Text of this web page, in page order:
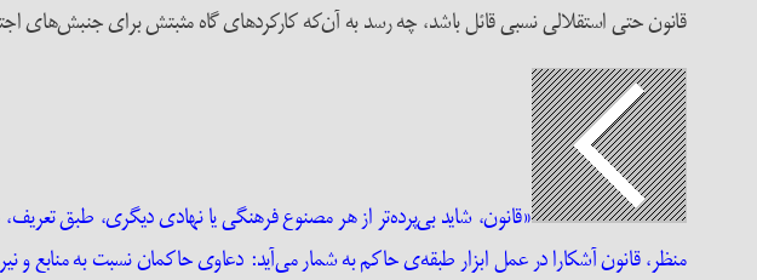
قانون حتی استقلالی نسبی قائل باشد، چه رسد به آن‌که کارکردهای گاه مثبتش برای جنبش‌های
«قانون، شاید بی‌پرده‌تر از هر مصنوع فرهنگی یا نهادی دیگری، طبق
منظر، قانون آشکارا در عمل ابزار طبقه‌ی حاکم به شمار می‌آید: دعاوی حاکمان نسبت به